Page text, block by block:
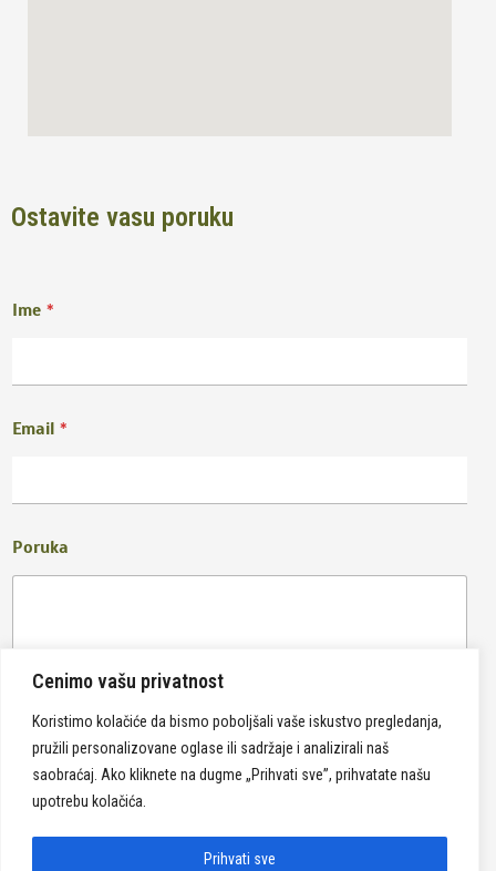
Cenimo vašu privatnost
Koristimo kolačiće da bismo poboljšali vaše iskustvo pregledanja,
pružili personalizovane oglase ili sadržaje i analizirali naš
saobraćaj. Ako kliknete na dugme „Prihvati sve”, prihvatate našu
upotrebu kolačića.
Prihvati sve
Ostavite vasu poruku
Ime *
Email *
Poruka
Pošalji